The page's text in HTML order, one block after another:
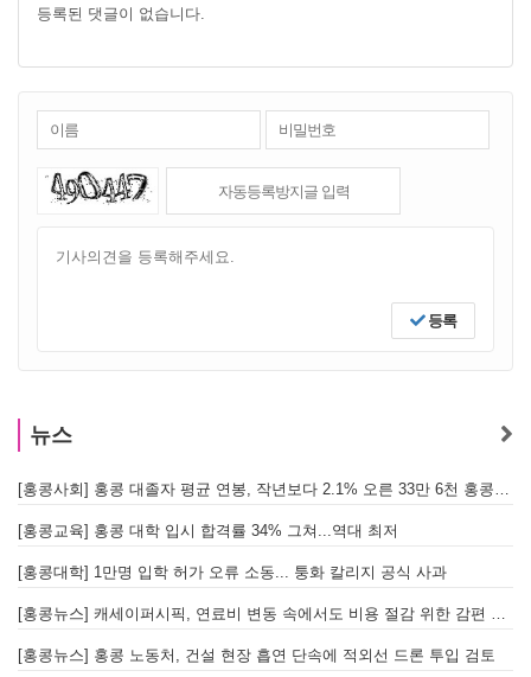
등록된 댓글이 없습니다.
등록
뉴스
[홍콩사회] 홍콩 대졸자 평균 연봉, 작년보다 2.1% 오른 33만 6천 홍콩달러 기록
[홍콩교육] 홍콩 대학 입시 합격률 34% 그쳐...역대 최저
[홍콩대학] 1만명 입학 허가 오류 소동... 퉁화 칼리지 공식 사과
[홍콩뉴스] 캐세이퍼시픽, 연료비 변동 속에서도 비용 절감 위한 감편 계획 없어
[홍콩뉴스] 홍콩 노동처, 건설 현장 흡연 단속에 적외선 드론 투입 검토